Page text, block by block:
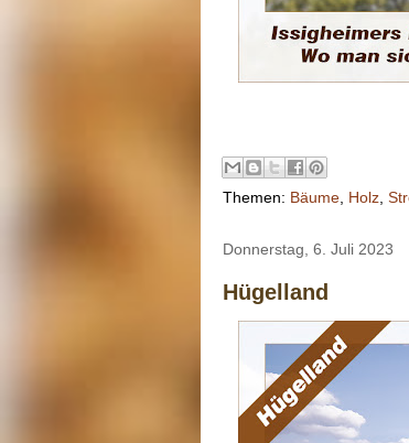
Themen: Bäume Holz
Donnerstag, 6. Juli 2023
Hügelland